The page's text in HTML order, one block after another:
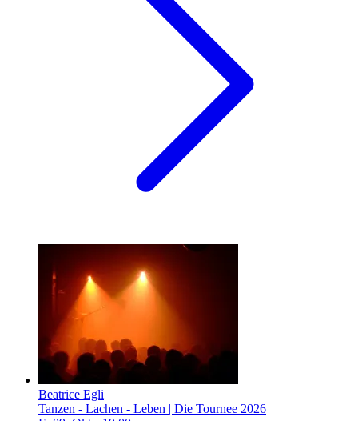
Beatrice Egli
Tanzen - Lachen - Leben | Die Tournee 2026